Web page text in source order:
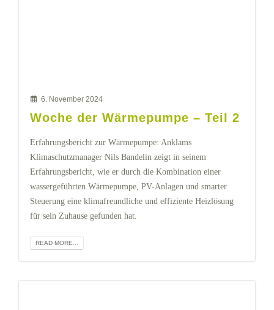
6. November 2024
Woche der Wärmepumpe – Teil 2
Erfahrungsbericht zur Wärmepumpe: Anklams
Klimaschutzmanager Nils Bandelin zeigt in seinem
Erfahrungsbericht, wie er durch die Kombination einer
wassergeführten Wärmepumpe, PV-Anlagen und smarter
Steuerung eine klimafreundliche und effiziente Heizlösung
für sein Zuhause gefunden hat.
READ MORE...